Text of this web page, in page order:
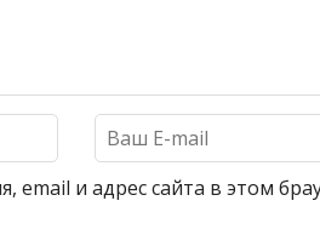
email и адрес сайта в этом